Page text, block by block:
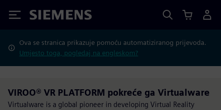
Siemens
Ova se stranica prikazuje pomoću automatiziranog prijevoda.
Umjesto toga, pogledaj na engleskom?
VIROO® VR PLATFORM pokreće ga Virtualware
Virtualware is a global pioneer in developing Virtual Reality